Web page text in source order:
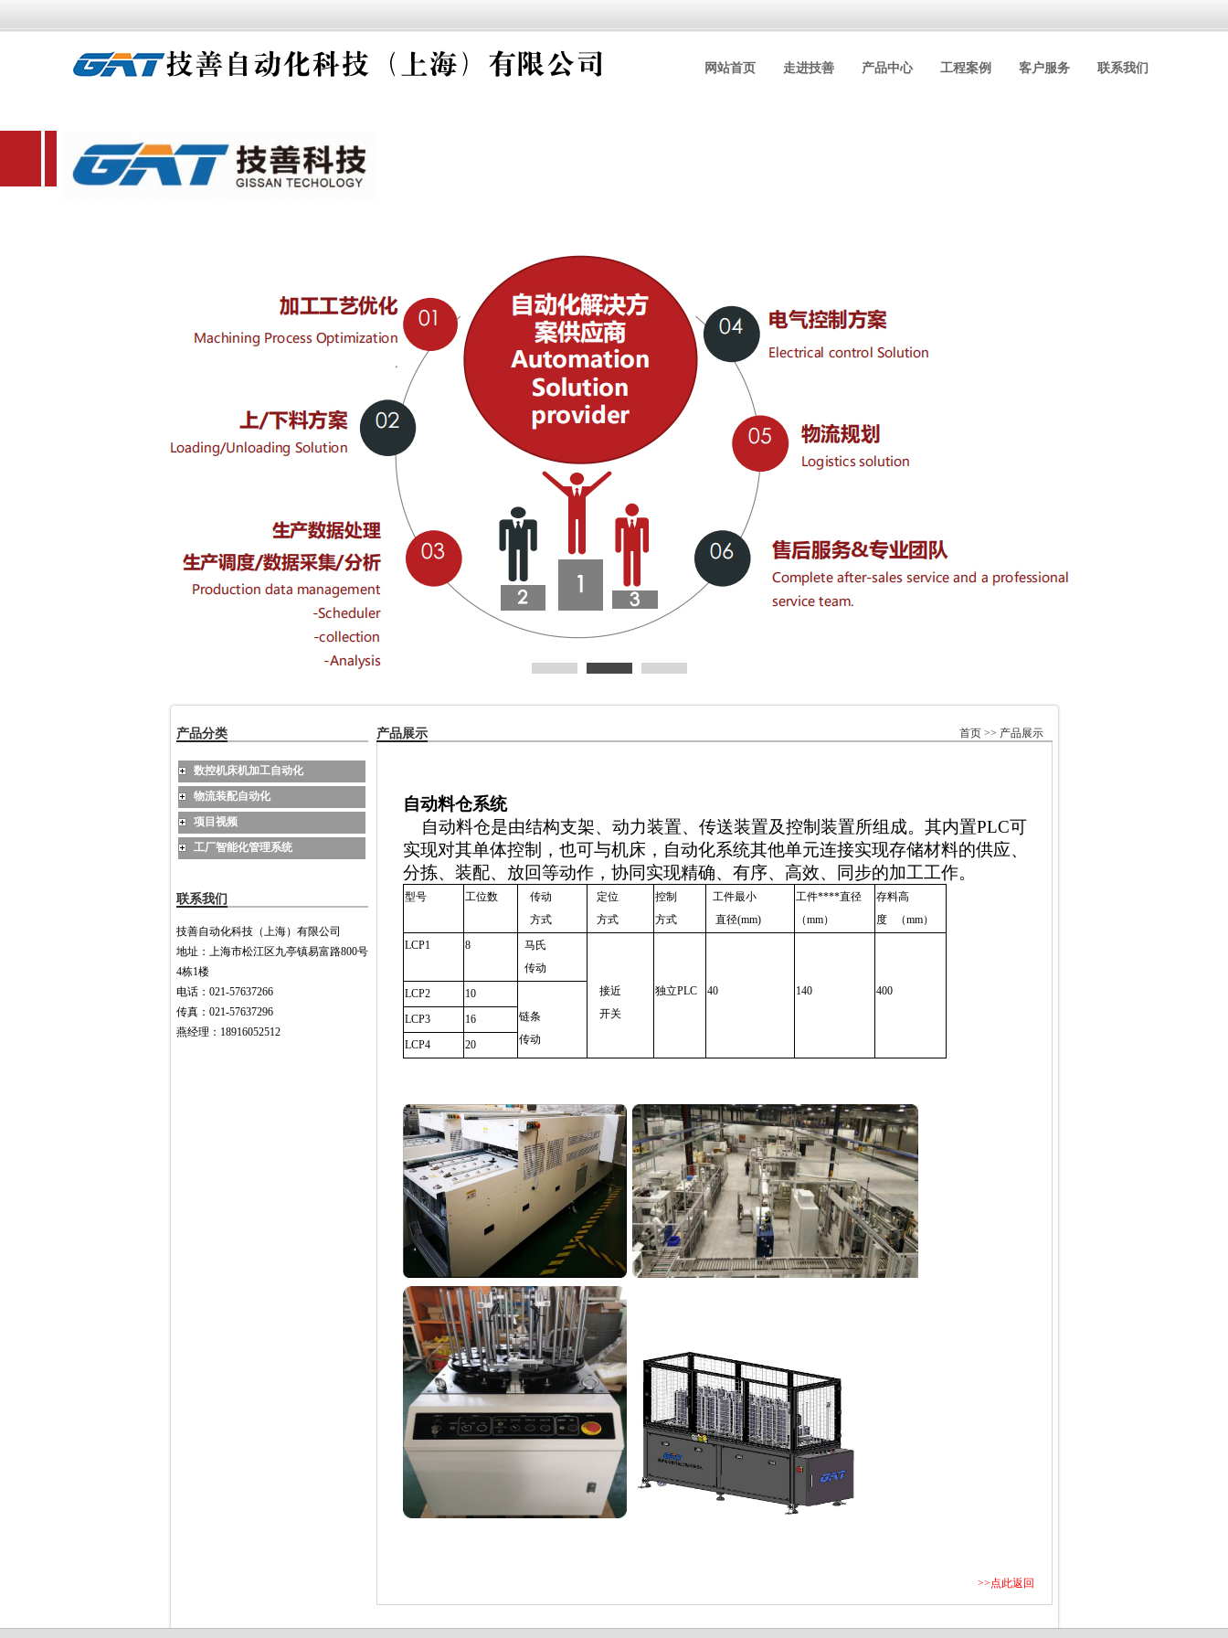
网站首页 走进技善 产品中心 工程案例 客户服务 联系我们
产品分类
数控机床机加工自动化
物流装配自动化
项目视频
工厂智能化管理系统
联系我们
技善自动化科技（上海）有限公司
地址：上海市松江区九亭镇易富路800号
4栋1楼
电话：021-57637266
传真：021-57637296
燕经理：18916052512
产品展示 首页 >> 产品展示
自动料仓系统
自动料仓是由结构支架、动力装置、传送装置及控制装置所组成。其内置PLC可
实现对其单体控制，也可与机床，自动化系统其他单元连接实现存储材料的供应、
分拣、装配、放回等动作，协同实现精确、有序、高效、同步的加工工作。
型号 工位数
传动
方式
定位
方式
控制
方式
工件最小
直径(mm)
工件****直径
（mm）
存料高
度 （mm）
LCP1
8
马氏
传动
接近
开关
独立PLC 40 140 400
LCP2
10
链条
传动
LCP3
16
LCP4
20
>>点此返回